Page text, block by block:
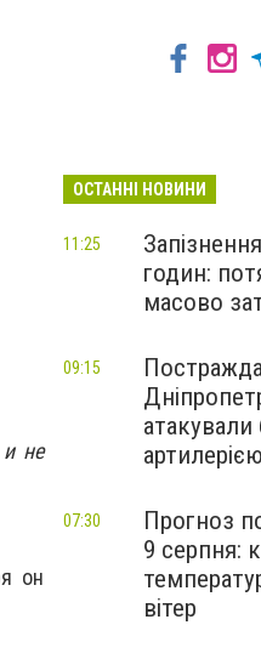
не
он
ОСТАННІ НОВИНИ
годин:
масово
11:25
09:15
Прогноз
9 серпня:
вітер
07:30